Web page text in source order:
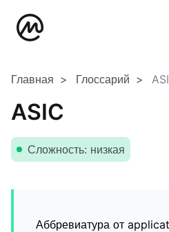
Главная Глоссарий
ASIC
Сложность: низкая
Аббревиатура от